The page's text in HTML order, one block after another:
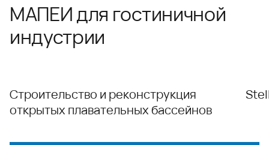
МАПЕИ для гостиничной
индустрии
Строительство и реконструкция
открытых плавательных бассейнов